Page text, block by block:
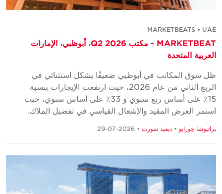
MARKETBEATS • UAE
MARKETBEAT - مكتب Q2 2026، أبوظبي، الإمارات
العربية المتحدة
ظل سوق المكاتب في أبوظبي ضعيفًا بشكل استثنائي في
الربع الثاني من عام 2026، حيث ارتفعت الإيجارات بنسبة
15٪ على أساس ربع سنوي و 33٪ على أساس سنوي، حيث
استمر العرض المقيد والإشغال القياسي في تفضيل الملاك.
براثيوشا جورابو • ديفيد شورت • 2026-07-29